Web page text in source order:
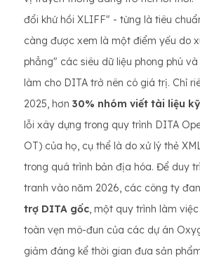
đổi khứ hồi XLIFF" - từng là tiêu
càng được xem là một điểm yếu do
phẳng" các siêu dữ liệu phong phú
làm cho DITA trở nên có giá trị. Chỉ
2025, hơn 30% nhóm viết tài liệu
lỗi xây dựng trong quy trình DITA
OT) của họ, cụ thể là do xử lý thẻ
trong quá trình bản địa hóa. Để duy
tranh vào năm 2026, các công ty
trợ DITA gốc, một quy trình làm
toàn vẹn mô-đun của các dự án
giảm đáng kể thời gian đưa sản